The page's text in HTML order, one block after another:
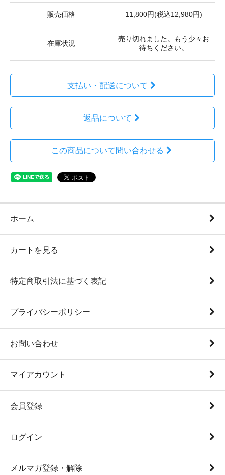
販売価格 11,800円(税込12,980円)
在庫状況
売り切れました。もう少々お
待ちください。
支払い・配送について
返品について
この商品について問い合わせる
ホーム
カートを見る
特定商取引法に基づく表記
プライバシーポリシー
お問い合わせ
マイアカウント
会員登録
ログイン
メルマガ登録・解除